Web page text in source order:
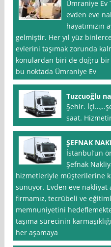
Ümraniye Ev
evden eve
hayatımızın
gelmiştir. Her yıl yüz
evlerini taşımak zorunda
konulardan biri de doğru bir
bu noktada Ümraniye Ev
Tuzcuoğlu
Şehir.
saat.
ŞEFNAK
İstanbul‘un
Şefnak
hizmetleriyle müşterilerine
sunuyor. Evden eve nakliyat
firmamız, tecrübeli ve
memnuniyetini
taşıma sürecinin
her aşamaya